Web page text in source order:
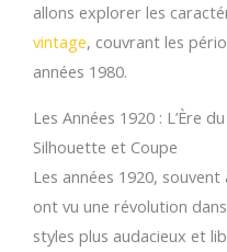
allons explorer les
vintage, couvrant les
années 1980.
Les Années 1920 : L’Ère
Silhouette et Coupe
Les années 1920,
ont vu une révolution
styles plus audacieux et